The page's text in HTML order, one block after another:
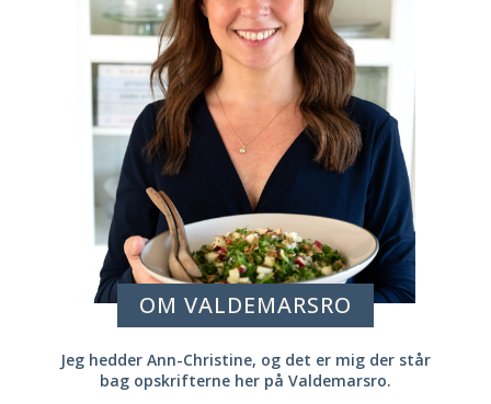
OM VALDEMARSRO
Jeg hedder Ann-Christine, og det er mig der står
bag opskrifterne her på Valdemarsro.